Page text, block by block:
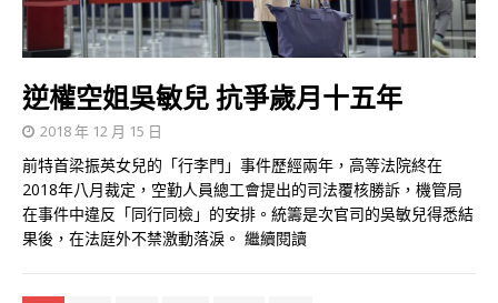
逆權空姐吳敏兒 抗爭歲月十五年
2018 年 12 月 15 日
前特首梁振英女兒的「行李門」事件歷經兩年，高等法院終在
2018年八月裁定，空勤人員總工會提出的司法覆核勝訴，機管局
在事件中違反「同行同檢」的安排。統籌是次官司的吳敏兒得悉結
果後，在法庭外不禁激動落淚。 繼續閱讀